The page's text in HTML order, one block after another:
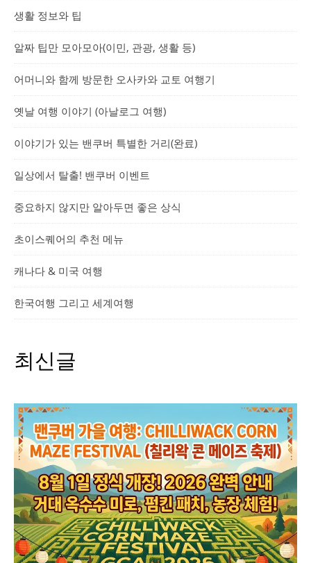
생활 정보와 팁
알짜 팁만 모아모아(이민, 관광, 생활 등)
어머니와 함께 방문한 오사카와 교토 여행기
옛날 여행 이야기 (아날로그 여행)
이야기가 있는 밴쿠버 특별한 거리(완료)
일상에서 탈출! 밴쿠버 이벤트
중요하지 않지만 알아두면 좋은 상식
초이스퀘어의 추천 메뉴
캐나다 & 미국 여행
한국여행 그리고 세계여행
최신글